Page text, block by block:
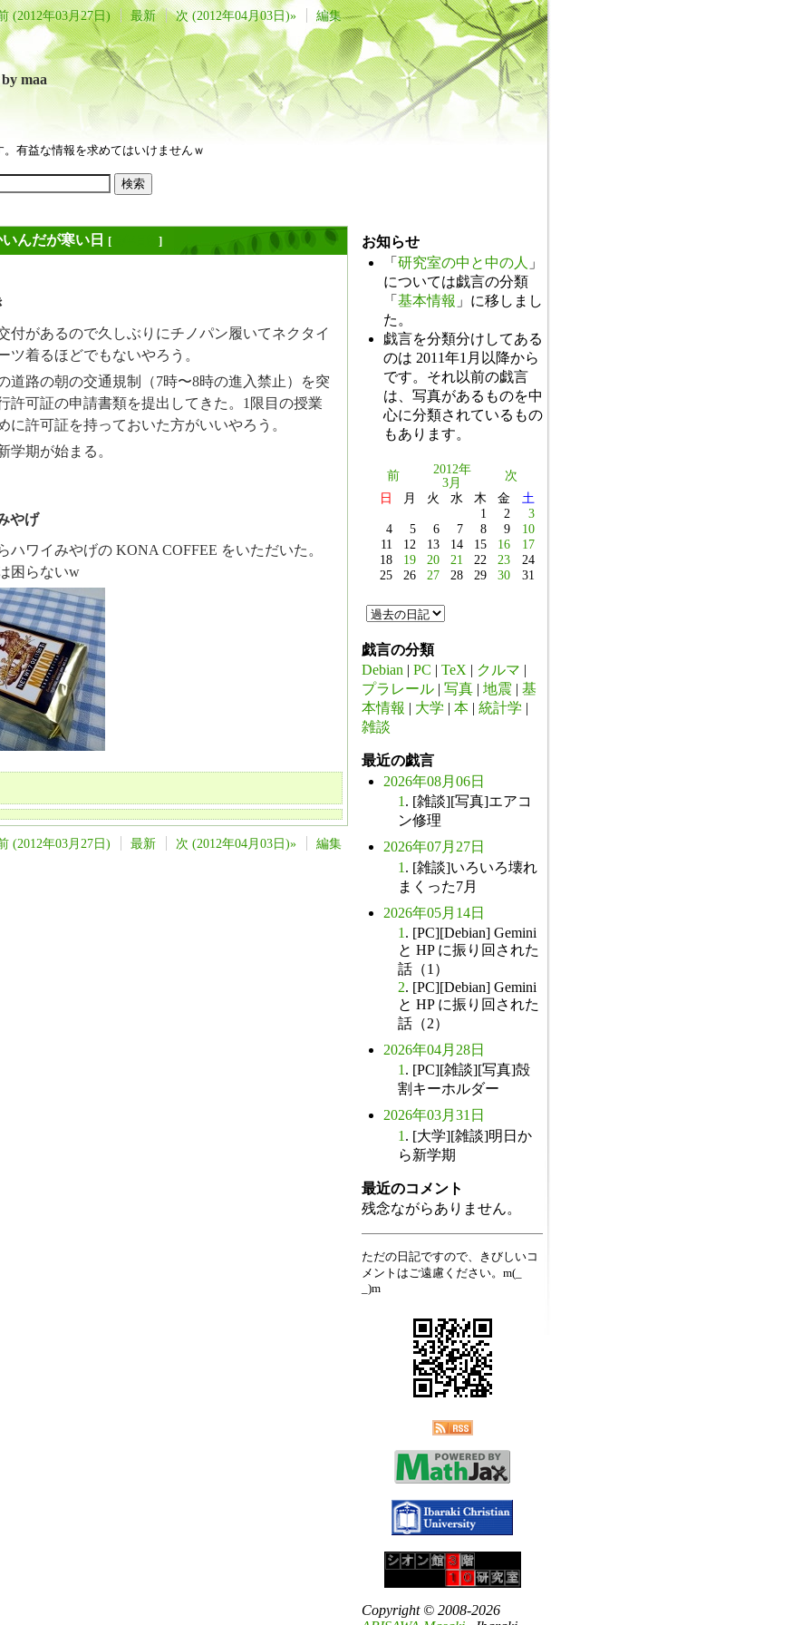
(2012年03月27日) 最新 次 (2012年04月03日)» 編集
by maa
有益な情報を求めてはいけませんｗ
いんだが寒い日 [ ]
付があるので久しぶりにチノパン履いてネクタイ
ツ着るほどでもないやろう。
道路の朝の交通規制（7時〜8時の進入禁止）を突
許可証の申請書類を提出してきた。1限目の授業
に許可証を持っておいた方がいいやろう。
学期が始まる。
やげ
ハワイみやげの KONA COFFEE をいただいた。
困らないw
(2012年03月27日) 最新 次 (2012年04月03日)» 編集
お知らせ
「 研究室の中と中の人 」
については戯言の分類
「 基本情報 」に移しまし
た。
戯言を分類分けしてある
のは 2011年1月以降から
です。それ以前の戯言
は、写真があるものを中
心に分類されているもの
もあります。
前
2012年
3月
次
日
月 火 水 木 金
土
1
2
3
4
5 6 7 8 9
10
11
12 13 14 15 16
17
18
19 20 21 22 23
24
25
26 27 28 29 30 31
戯言の分類
Debian | PC | TeX | クルマ |
プラレール | 写真 | 地震 | 基
本情報 | 大学 | 本 | 統計学 |
雑談
最近の戯言
2026年08月06日
1 . [雑談][写真]エアコ
ン修理
2026年07月27日
1 . [雑談]いろいろ壊れ
まくった7月
2026年05月14日
1 . [PC][Debian] Gemini
と HP に振り回された
話（1）
2. [PC][Debian] Gemini
と HP に振り回された
話（2）
2026年04月28日
1 . [PC][雑談][写真]殻
割キーホルダー
2026年03月31日
1 . [大学][雑談]明日か
ら新学期
最近のコメント
残念ながらありません。
ただの日記ですので、きびしいコ
メントはご遠慮ください。m(_
_)m
Copyright © 2008-2026